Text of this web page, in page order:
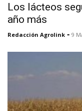
Los lácteos
año más
Redacción Agrolink - 9